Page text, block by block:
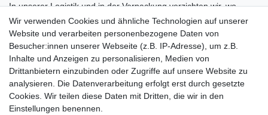
In unserer Logistik und in der Verpackung verzichten wir, wo
immer es möglich ist, auf den Einsatz von Kunststoffen und
Plastik.
Wir verwenden Cookies und ähnliche Technologien auf unserer
Website und verarbeiten personenbezogene Daten von
Besucher:innen unserer Webseite (z.B. IP-Adresse), um z.B.
Inhalte und Anzeigen zu personalisieren, Medien von
Drittanbietern einzubinden oder Zugriffe auf unsere Website zu
analysieren. Die Datenverarbeitung erfolgt erst durch gesetzte
Cookies. Wir teilen diese Daten mit Dritten, die wir in den
Einstellungen benennen.